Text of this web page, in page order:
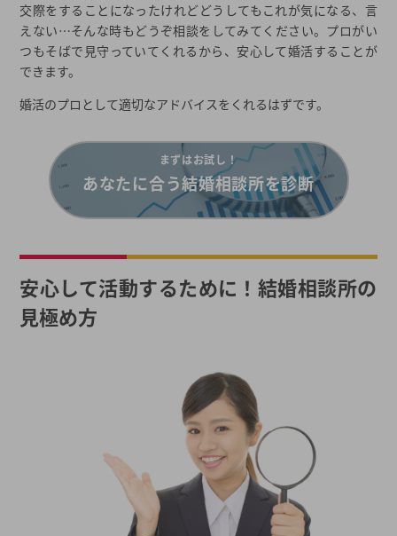
交際をすることになったけれどどうしてもこれが気になる、言
えない…そんな時もどうぞ相談をしてみてください。プロがい
つもそばで見守っていてくれるから、安心して婚活することが
できます。
婚活のプロとして適切なアドバイスをくれるはずです。
まずはお試し！
あなたに合う結婚相談所を診断
安心して活動するために！結婚相談所の
見極め方